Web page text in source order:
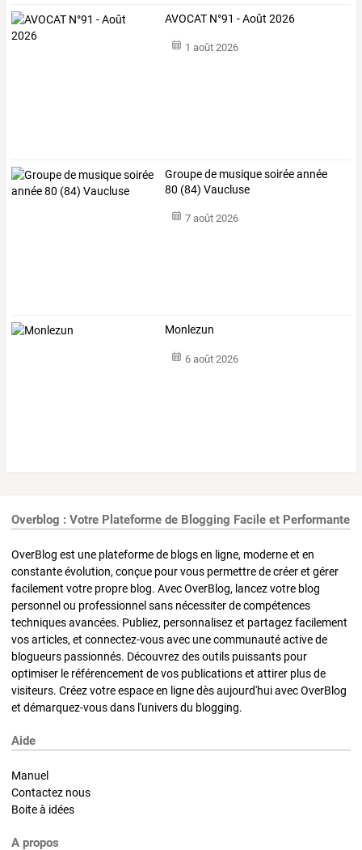
AVOCAT N°91 - Août 2026
1 août 2026
Groupe de musique soirée année
80 (84) Vaucluse
7 août 2026
Monlezun
6 août 2026
Overblog : Votre Plateforme de Blogging Facile et Performante
OverBlog est une plateforme de blogs en ligne, moderne et en
constante évolution, conçue pour vous permettre de créer et gérer
facilement votre propre blog. Avec OverBlog, lancez votre blog
personnel ou professionnel sans nécessiter de compétences
techniques avancées. Publiez, personnalisez et partagez facilement
vos articles, et connectez-vous avec une communauté active de
blogueurs passionnés. Découvrez des outils puissants pour
optimiser le référencement de vos publications et attirer plus de
visiteurs. Créez votre espace en ligne dès aujourd'hui avec OverBlog
et démarquez-vous dans l'univers du blogging.
Aide
Manuel
Contactez nous
Boite à idées
A propos